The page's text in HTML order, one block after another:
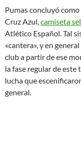
Pumas concluyó
Cruz Azul,camiseta
Atlético Español. Tal
«cantera», y en
club a partir de ese
la fase regular de
lucha que
general.